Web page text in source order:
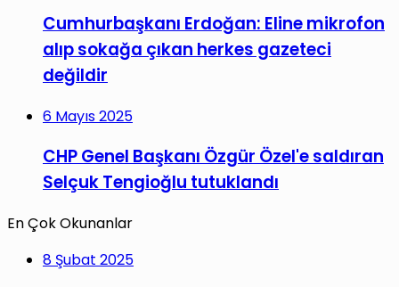
Cumhurbaşkanı Erdoğan: Eline mikrofon
alıp sokağa çıkan herkes gazeteci
değildir
6 Mayıs 2025
CHP Genel Başkanı Özgür Özel'e saldıran
Selçuk Tengioğlu tutuklandı
En Çok Okunanlar
8 Şubat 2025